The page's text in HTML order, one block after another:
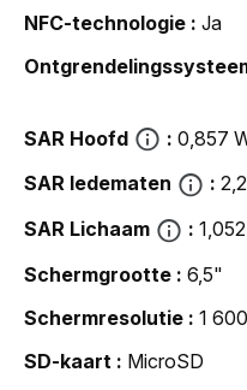
NFC-technologie
Ja
SAR Hoofd
0,857
SAR ledematen
SAR Lichaam
Schermgrootte
6,5"
Schermresolutie
1
SD-kaart
MicroSD